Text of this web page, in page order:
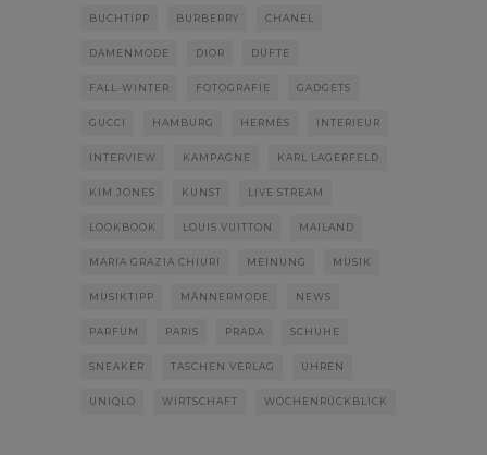
BUCHTIPP BURBERRY CHANEL
DAMENMODE DIOR DÜFTE
FALL-WINTER FOTOGRAFIE GADGETS
GUCCI HAMBURG HERMÈS INTERIEUR
INTERVIEW KAMPAGNE KARL LAGERFELD
KIM JONES KUNST LIVE STREAM
LOOKBOOK LOUIS VUITTON MAILAND
MARIA GRAZIA CHIURI MEINUNG MUSIK
MUSIKTIPP MÄNNERMODE NEWS
PARFUM PARIS PRADA SCHUHE
SNEAKER TASCHEN VERLAG UHREN
UNIQLO WIRTSCHAFT WOCHENRÜCKBLICK